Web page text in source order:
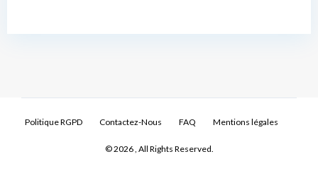
Politique RGPD Contactez-Nous FAQ Mentions légales
© 2026 , All Rights Reserved.